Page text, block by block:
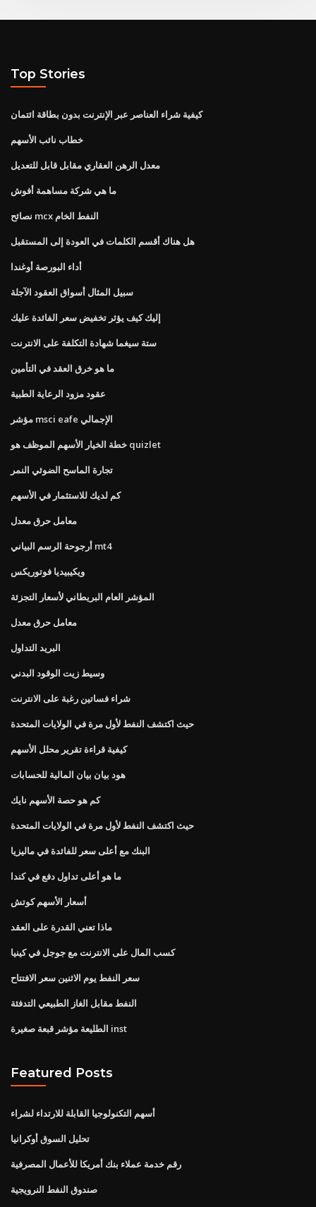
Top Stories
كيفية شراء العناصر عبر الإنترنت بدون بطاقة ائتمان
خطاب نائب الأسهم
معدل الرهن العقاري مقابل قابل للتعديل
ما هي شركة مساهمة أفوش
نصائح mcx النفط الخام
هل هناك أقسم الكلمات في العودة إلى المستقبل
أداء البورصة أوغندا
سبيل المثال أسواق العقود الآجلة
إليك كيف يؤثر تخفيض سعر الفائدة عليك
ستة سيغما شهادة التكلفة على الانترنت
ما هو خرق العقد في التأمين
عقود مزود الرعاية الطبية
مؤشر msci eafe الإجمالي
خطة الخيار الأسهم الموظف هو quizlet
تجارة الماسح الضوئي النمر
كم لديك للاستثمار في الأسهم
معامل حرق معدل
أرجوحة الرسم البياني mt4
ويكيبيديا فوتوريكس
المؤشر العام البريطاني لأسعار التجزئة
معامل حرق معدل
البريد التداول
وسيط زيت الوقود البدني
شراء فساتين رغبة على الانترنت
حيث اكتشف النفط لأول مرة في الولايات المتحدة
كيفية قراءة تقرير محلل الأسهم
هود بيان بيان المالية للحسابات
كم هو حصة الأسهم نايك
حيث اكتشف النفط لأول مرة في الولايات المتحدة
البنك مع أعلى سعر للفائدة في ماليزيا
ما هو أعلى تداول دفع في كندا
أسعار الأسهم كوتش
ماذا تعني القدرة على العقد
كسب المال على الانترنت مع جوجل في كينيا
سعر النفط يوم الاثنين سعر الافتتاح
النفط مقابل الغاز الطبيعي التدفئة
الطليعة مؤشر قبعة صغيرة inst
Featured Posts
أسهم التكنولوجيا القابلة للارتداء لشراء
تحليل السوق أوكرانيا
رقم خدمة عملاء بنك أمريكا للأعمال المصرفية
صندوق النفط النرويجية